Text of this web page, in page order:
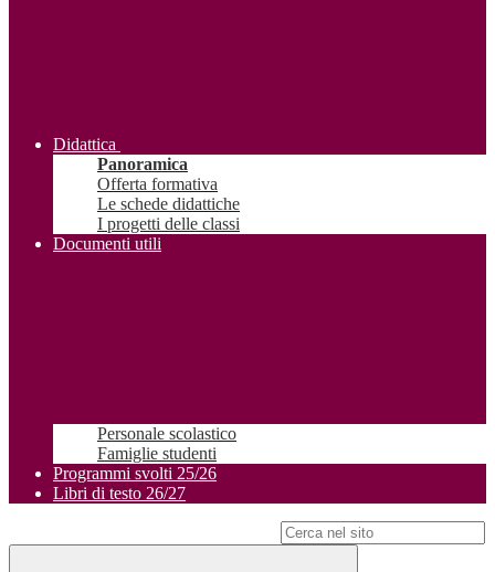
Didattica
Panoramica
Offerta formativa
Le schede didattiche
I progetti delle classi
Documenti utili
Personale scolastico
Famiglie studenti
Programmi svolti 25/26
Libri di testo 26/27